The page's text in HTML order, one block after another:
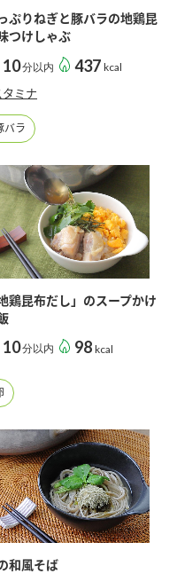
り組み
工房」
検索
て 製造所固有記号一覧
ぷりねぎと豚バラの地鶏昆
つけしゃぶ
10分以内 437 kcal
ミナ
バラ
地鶏昆布だし」のスープかけ
10分以内 98 kcal
和風そば